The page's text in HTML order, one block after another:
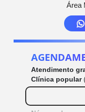
Área
Atendimento
Clínica popular